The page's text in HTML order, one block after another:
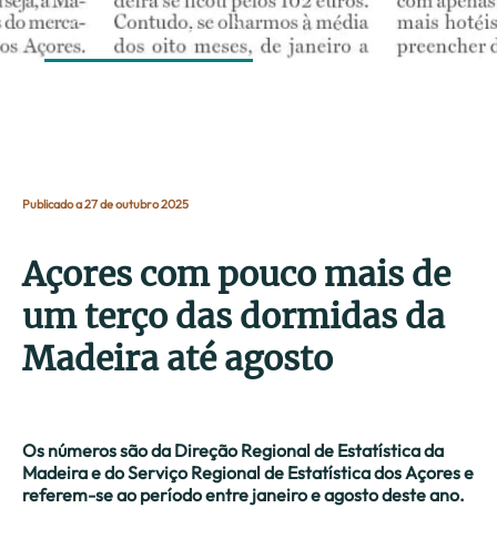
Publicado a 27 de outubro 2025
Açores com pouco mais de
um terço das dormidas da
Madeira até agosto
Os números são da Direção Regional de Estatística da
Madeira e do Serviço Regional de Estatística dos Açores e
referem-se ao período entre janeiro e agosto deste ano.